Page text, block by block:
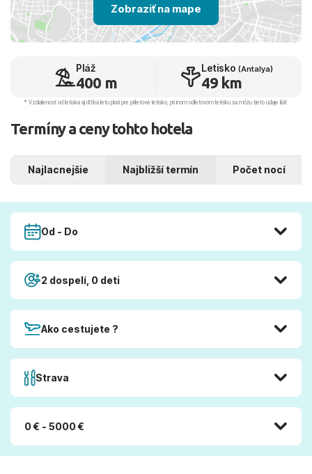
Zobraziť na mape
Pláž
400 m
Letisko (Antalya)
49 km
* Vzdialenosť od letiska aj dľžka letu platí pre príletové letisko, pri inom odletovom letisku sa môžu tieto údaje líšiť.
Termíny a ceny tohto hotela
Najlacnejšie Najbližší termín Počet nocí
Od - Do
2 dospelí, 0 deti
Ako cestujete ?
Strava
0 € - 5000 €